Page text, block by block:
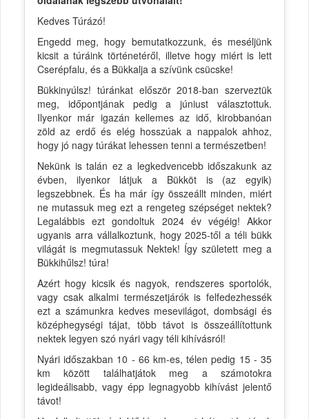
Kedves Túrázó!
Engedd meg, hogy bemutatkozzunk, és meséljünk
kicsit a túráink történetéről, illetve hogy miért is lett
Cserépfalu, és a Bükkalja a szívünk csücske!
Bükkinyúlsz! túránkat először 2018-ban szerveztük
meg, időpontjának pedig a júniust választottuk.
Ilyenkor már igazán kellemes az idő, kirobbanóan
zöld az erdő és elég hosszúak a nappalok ahhoz,
hogy jó nagy túrákat lehessen tenni a természetben!
Nekünk is talán ez a legkedvencebb időszakunk az
évben, ilyenkor látjuk a Bükköt is (az egyik)
legszebbnek. És ha már így összeállt minden, miért
ne mutassuk meg ezt a rengeteg szépséget nektek?
Legalábbis ezt gondoltuk 2024 év végéig! Akkor
ugyanis arra vállalkoztunk, hogy 2025-től a téli bükk
világát is megmutassuk Nektek! Így született meg a
Bükkihűlsz! túra!
Azért hogy kicsik és nagyok, rendszeres sportolók,
vagy csak alkalmi természetjárók is felfedezhessék
ezt a számunkra kedves mesevilágot, dombsági és
középhegységi tájat, több távot is összeállítottunk
nektek legyen szó nyári vagy téli kihívásról!
Nyári időszakban 10 - 66 km-es, télen pedig 15 - 35
km között találhatjátok meg a számotokra
legideálisabb, vagy épp legnagyobb kihívást jelentő
távot!